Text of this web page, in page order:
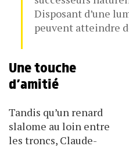
Disposant d’une
peuvent atteindre
Une touche
d’amitié
Tandis qu’un renard
slalome au loin entre
les troncs, Claude-